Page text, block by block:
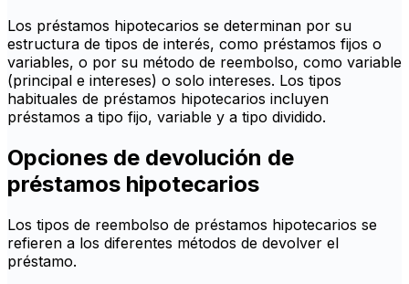
Los préstamos hipotecarios se determinan por su
estructura de tipos de interés, como préstamos fijos o
variables, o por su método de reembolso, como variable
(principal e intereses) o solo intereses. Los tipos
habituales de préstamos hipotecarios incluyen
préstamos a tipo fijo, variable y a tipo dividido.
Opciones de devolución de
préstamos hipotecarios
Los tipos de reembolso de préstamos hipotecarios se
refieren a los diferentes métodos de devolver el
préstamo.